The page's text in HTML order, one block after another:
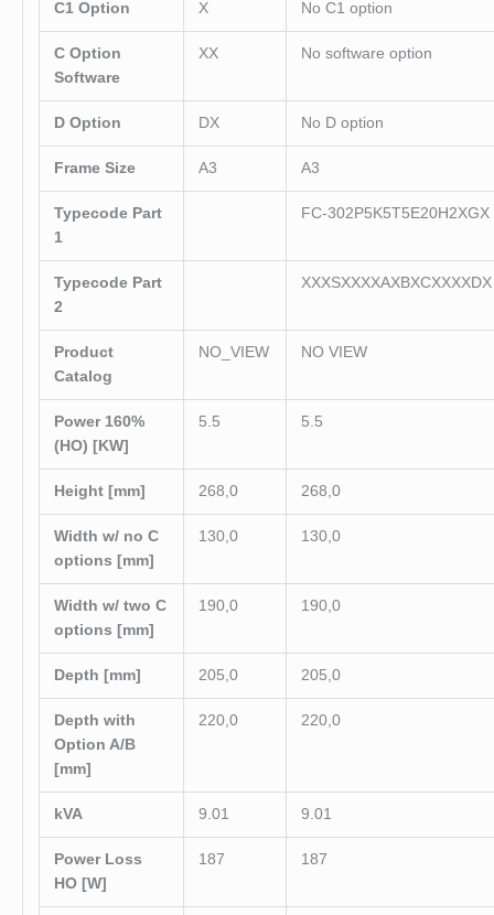
C1 Option X No C1 option
C Option
Software
XX No software option
D Option DX No D option
Frame Size A3 A3
Typecode Part
1
FC-302P5K5T5E20H2XGX
Typecode Part
2
XXXSXXXXAXBXCXXXXDX
Product
Catalog
NO_VIEW NO VIEW
Power 160%
(HO) [KW]
5.5 5.5
Height [mm] 268,0 268,0
Width w/ no C
options [mm]
130,0 130,0
Width w/ two C
options [mm]
190,0 190,0
Depth [mm] 205,0 205,0
Depth with
Option A/B
[mm]
220,0 220,0
kVA 9.01 9.01
Power Loss
HO [W]
187 187